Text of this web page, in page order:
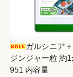
ガルシニア
ジンジャー粒 約
951 内容量